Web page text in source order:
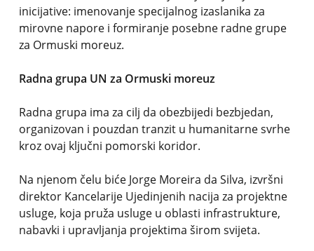
inicijative: imenovanje specijalnog izaslanika za
mirovne napore i formiranje posebne radne grupe
za Ormuski moreuz.
Radna grupa UN za Ormuski moreuz
Radna grupa ima za cilj da obezbijedi bezbjedan,
organizovan i pouzdan tranzit u humanitarne svrhe
kroz ovaj ključni pomorski koridor.
Na njenom čelu biće Jorge Moreira da Silva, izvršni
direktor Kancelarije Ujedinjenih nacija za projektne
usluge, koja pruža usluge u oblasti infrastrukture,
nabavki i upravljanja projektima širom svijeta.